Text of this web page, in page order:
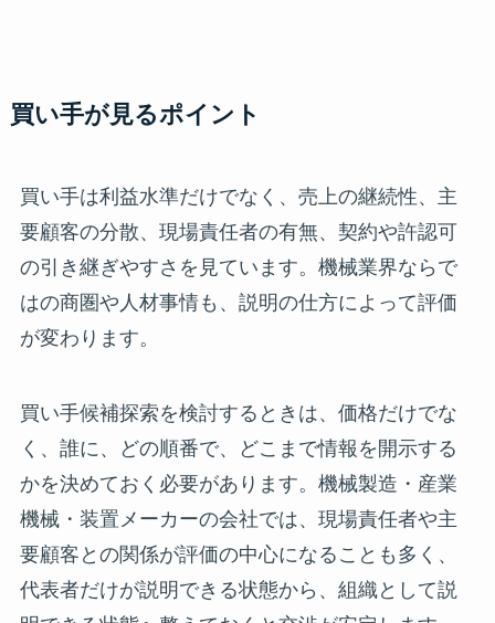
買い手が見るポイント
買い手は利益水準だけでなく、売上の継続性、主
要顧客の分散、現場責任者の有無、契約や許認可
の引き継ぎやすさを見ています。機械業界ならで
はの商圏や人材事情も、説明の仕方によって評価
が変わります。
買い手候補探索を検討するときは、価格だけでな
く、誰に、どの順番で、どこまで情報を開示する
かを決めておく必要があります。機械製造・産業
機械・装置メーカーの会社では、現場責任者や主
要顧客との関係が評価の中心になることも多く、
代表者だけが説明できる状態から、組織として説